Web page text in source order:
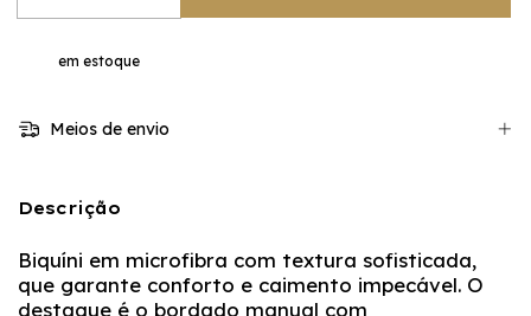
em estoque
Meios de envio
Descrição
Biquíni em microfibra com textura sofisticada,
que garante conforto e caimento impecável. O
destaque é o bordado manual com